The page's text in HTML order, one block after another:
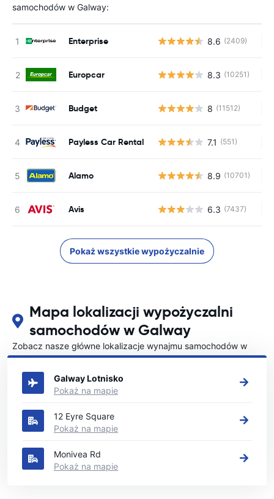
samochodów w Galway:
Enterprise 8.6 (2409)
Europcar 8.3 (10251)
Budget 8 (11512)
Payless Car Rental 7.1 (551)
Alamo 8.9 (10701)
Avis 6.3 (7437)
Pokaż wszystkie wypożyczalnie
Mapa lokalizacji wypożyczalni
samochodów w Galway
Zobacz nasze główne lokalizacje wynajmu samochodów w
Galway
Galway Lotnisko
Pokaż na mapie
12 Eyre Square
Pokaż na mapie
Monivea Rd
Pokaż na mapie